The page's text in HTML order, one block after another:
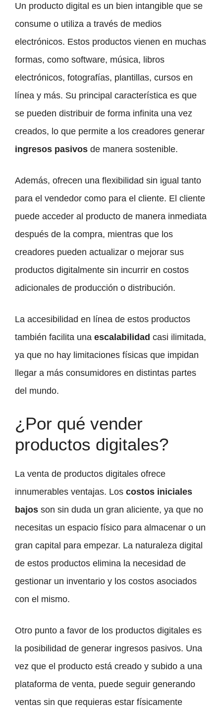
Un producto digital es un bien intangible que se
consume o utiliza a través de medios
electrónicos. Estos productos vienen en muchas
formas, como software, música, libros
electrónicos, fotografías, plantillas, cursos en
línea y más. Su principal característica es que
se pueden distribuir de forma infinita una vez
creados, lo que permite a los creadores generar
ingresos pasivos de manera sostenible.
Además, ofrecen una flexibilidad sin igual tanto
para el vendedor como para el cliente. El cliente
puede acceder al producto de manera inmediata
después de la compra, mientras que los
creadores pueden actualizar o mejorar sus
productos digitalmente sin incurrir en costos
adicionales de producción o distribución.
La accesibilidad en línea de estos productos
también facilita una escalabilidad casi ilimitada,
ya que no hay limitaciones físicas que impidan
llegar a más consumidores en distintas partes
del mundo.
¿Por qué vender
productos digitales?
La venta de productos digitales ofrece
innumerables ventajas. Los costos iniciales
bajos son sin duda un gran aliciente, ya que no
necesitas un espacio físico para almacenar o un
gran capital para empezar. La naturaleza digital
de estos productos elimina la necesidad de
gestionar un inventario y los costos asociados
con el mismo.
Otro punto a favor de los productos digitales es
la posibilidad de generar ingresos pasivos. Una
vez que el producto está creado y subido a una
plataforma de venta, puede seguir generando
ventas sin que requieras estar físicamente